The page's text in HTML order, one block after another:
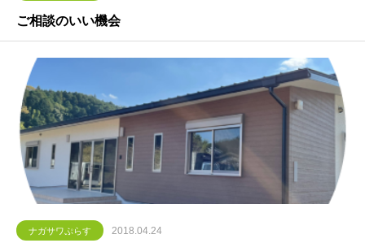
ご相談のいい機会
ナガサワぷらす 2018.04.24